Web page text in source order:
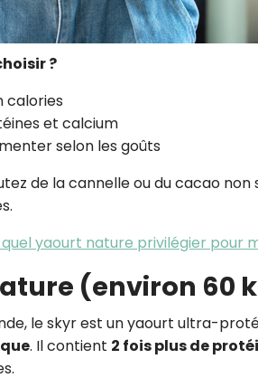
?
calories
et calcium
selon les goûts
de la cannelle ou du cacao
yaourt nature privilégier pour
(environ 60
le skyr est un yaourt ultra-
. Il contient 2 fois plus de